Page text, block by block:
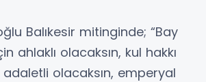
Balıkesir mitinginde; “Bay
ahlaklı olacaksın, kul hakkı
olacaksın, emperyal